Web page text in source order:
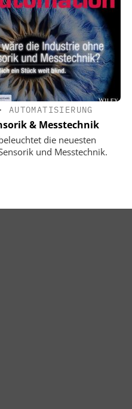
AUTOMATISIERUNG
& Messtechnik
die neuesten
und Messtechnik.